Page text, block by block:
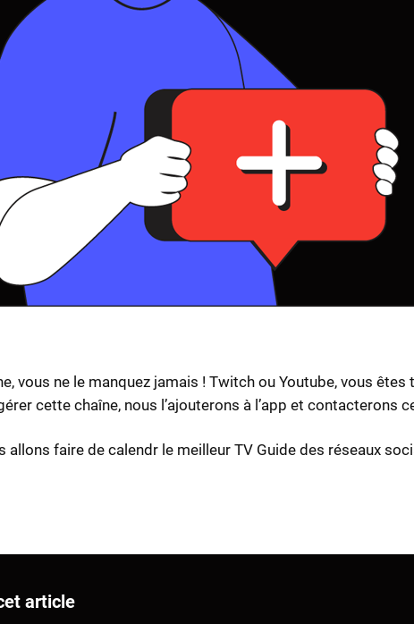
vous ne le manquez jamais ! Twitch ou Youtube, vous
cette chaîne, nous l’ajouterons à l’app et contacterons
allons faire de calendr le meilleur TV Guide des réseaux
article